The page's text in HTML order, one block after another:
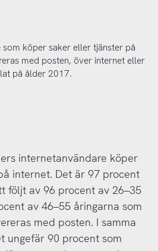
som köper saker eller tjänster på
med posten, över internet eller
på ålder 2017.
internetanvändare köper
internet. Det är 97 procent
följt av 96 procent av 26–35
av 46–55 åringarna som
med posten. I samma
ungefär 90 procent som